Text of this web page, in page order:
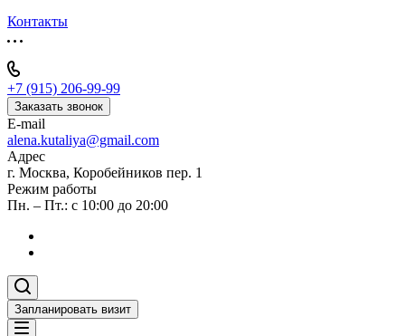
Контакты
+7 (915) 206-99-99
Заказать звонок
E-mail
alena.kutaliya@gmail.com
Адрес
г. Москва, Коробейников пер. 1
Режим работы
Пн. – Пт.: с 10:00 до 20:00
Запланировать визит